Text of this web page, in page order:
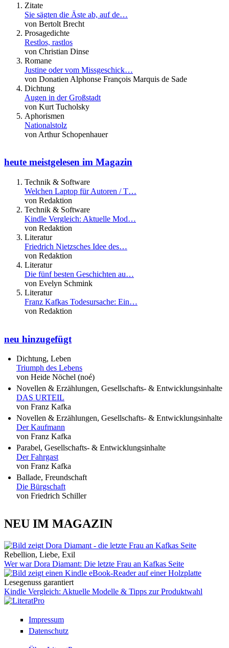
Zitate
Sie sägten die Äste ab, auf de…
von Bertolt Brecht
Prosagedichte
Restlos, rastlos
von Christian Dinse
Romane
Justine oder vom Missgeschick…
von Donatien Alphonse François Marquis de Sade
Dichtung
Augen in der Großstadt
von Kurt Tucholsky
Aphorismen
Nationalstolz
von Arthur Schopenhauer
heute meistgelesen im Magazin
Technik & Software
Welchen Laptop für Autoren / T…
von Redaktion
Technik & Software
Kindle Vergleich: Aktuelle Mod…
von Redaktion
Literatur
Friedrich Nietzsches Idee des…
von Redaktion
Literatur
Die fünf besten Geschichten au…
von Evelyn Schmink
Literatur
Franz Kafkas Todesursache: Ein…
von Redaktion
neu hinzugefügt
Dichtung, Leben
Triumph des Lebens
von Heide Nöchel (noé)
Novellen & Erzählungen, Gesellschafts- & Entwicklungsinhalte
DAS URTEIL
von Franz Kafka
Novellen & Erzählungen, Gesellschafts- & Entwicklungsinhalte
Der Kaufmann
von Franz Kafka
Parabel, Gesellschafts- & Entwicklungsinhalte
Der Fahrgast
von Franz Kafka
Ballade, Freundschaft
Die Bürgschaft
von Friedrich Schiller
NEU IM MAGAZIN
Rebellion, Liebe, Exil
Wer war Dora Diamant: Die letzte Frau an Kafkas Seite
Lesegenuss garantiert
Kindle Vergleich: Aktuelle Modelle & Tipps zur Produktwahl
Impressum
Datenschutz